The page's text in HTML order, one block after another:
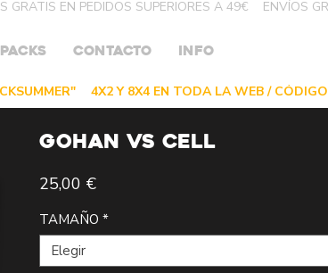
PACKS CONTACTO INFO
GOHAN VS CELL
25,00 €Precio
TAMAÑO *
Elegir